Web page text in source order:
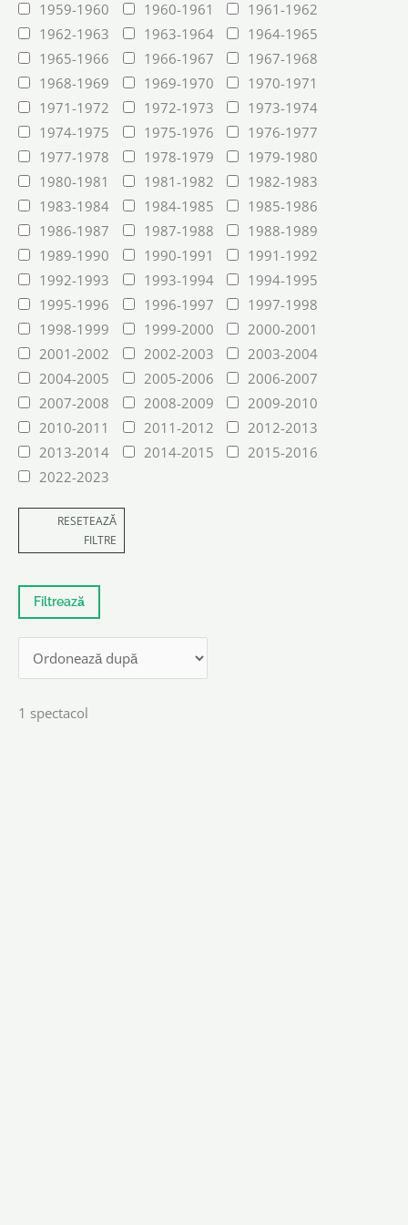
1959-1960
1960-1961
1961-1962
1962-1963
1963-1964
1964-1965
1965-1966
1966-1967
1967-1968
1968-1969
1969-1970
1970-1971
1971-1972
1972-1973
1973-1974
1974-1975
1975-1976
1976-1977
1977-1978
1978-1979
1979-1980
1980-1981
1981-1982
1982-1983
1983-1984
1984-1985
1985-1986
1986-1987
1987-1988
1988-1989
1989-1990
1990-1991
1991-1992
1992-1993
1993-1994
1994-1995
1995-1996
1996-1997
1997-1998
1998-1999
1999-2000
2000-2001
2001-2002
2002-2003
2003-2004
2004-2005
2005-2006
2006-2007
2007-2008
2008-2009
2009-2010
2010-2011
2011-2012
2012-2013
2013-2014
2014-2015
2015-2016
2022-2023
RESETEAZĂ
FILTRE
1 spectacol